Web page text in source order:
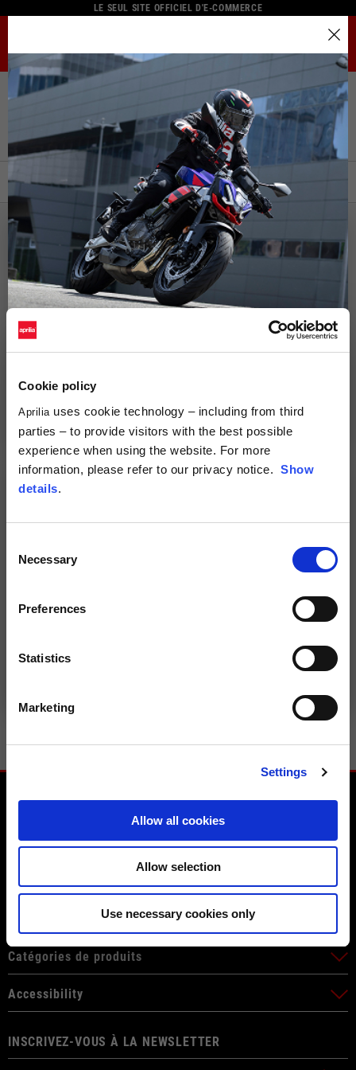
Cookie policy
Aprilia uses cookie technology – including from third
parties – to provide visitors with the best possible
experience when using the website. For more
information, please refer to our privacy notice. Show
details.
Selection
Necessary
Preferences
Statistics
Marketing
Settings
Allow all cookies
Allow selection
Use necessary cookies only
LE SEUL SITE OFFICIEL D'E-COMMERCE
Accueil Vêtements Techniques Pantalons
Pantalons
FILTRER TRIER PAR :
NOUVEAU
Pantalon « Experience » by
229,00 €
Pantalon technique Homme
« Aprilia Tuareg »
219,00 €
Pantalon Homme
Pantalon Burnout Denim by
Service client
Espace juridique
Catégories de produits
Accessibility
INSCRIVEZ-VOUS À LA NEWSLETTER
Le catalogue et les services disponibles peuvent varier selon
la ville.
En changeant d'emplacement, le contenu de votre panier et
de votre liste de souhaits sera mis à jour.
Italy
Anglais
Italien
Spain, Germany, Netherlands, France, Belgium
Anglais
Allemand
Espagnol
Français